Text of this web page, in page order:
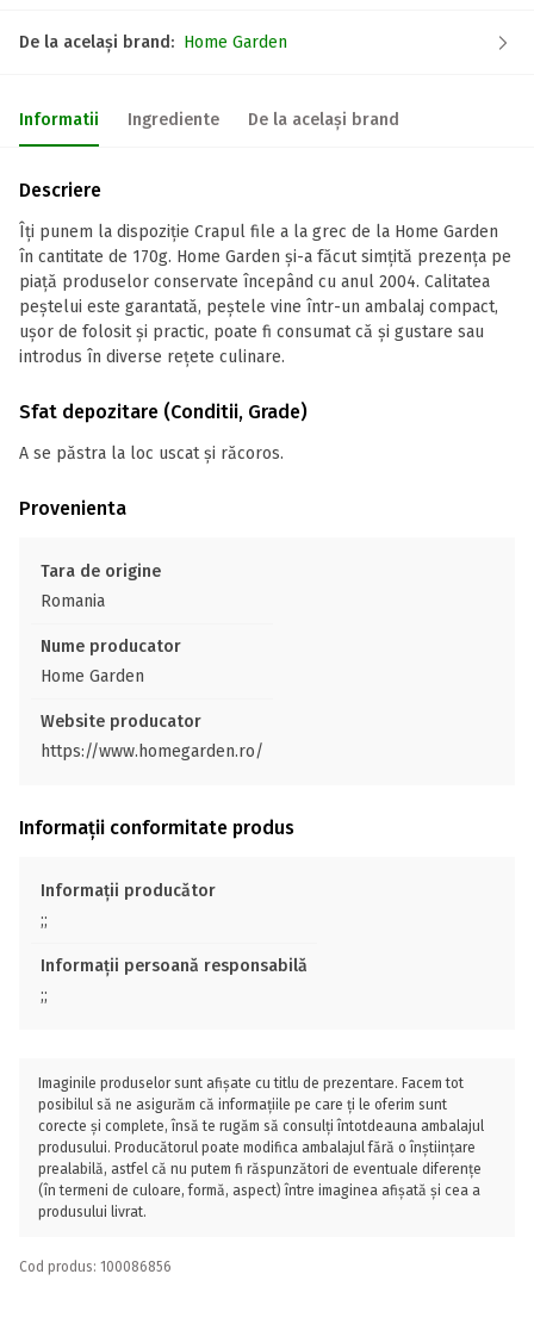
De la același brand: Home Garden
Informatii Ingrediente De la același brand
Descriere
Îți punem la dispoziție Crapul file a la grec de la Home Garden
în cantitate de 170g. Home Garden și-a făcut simțită prezența pe
piață produselor conservate începând cu anul 2004. Calitatea
peștelui este garantată, peștele vine într-un ambalaj compact,
ușor de folosit și practic, poate fi consumat că și gustare sau
introdus în diverse rețete culinare.
Sfat depozitare (Conditii, Grade)
A se păstra la loc uscat și răcoros.
Provenienta
Tara de origine
Romania
Nume producator
Home Garden
Website producator
https://www.homegarden.ro/
Informații conformitate produs
Informații producător
;;
Informații persoană responsabilă
;;
Imaginile produselor sunt afișate cu titlu de prezentare. Facem tot
posibilul să ne asigurăm că informațiile pe care ți le oferim sunt
corecte și complete, însă te rugăm să consulți întotdeauna ambalajul
produsului. Producătorul poate modifica ambalajul fără o înștiințare
prealabilă, astfel că nu putem fi răspunzători de eventuale diferențe
(în termeni de culoare, formă, aspect) între imaginea afișată și cea a
produsului livrat.
Cod produs: 100086856